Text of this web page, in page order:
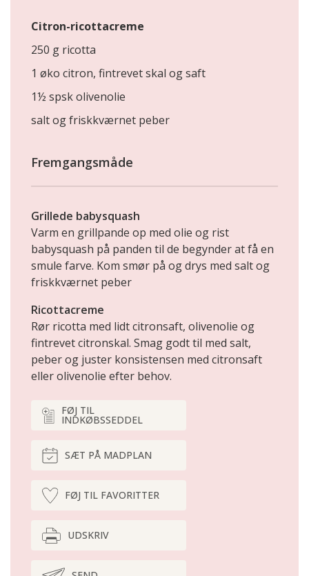
Citron-ricottacreme
250 g ricotta
1 øko citron, fintrevet skal og saft
1½ spsk olivenolie
salt og friskkværnet peber
Fremgangsmåde
Grillede babysquash
Varm en grillpande op med olie og rist
babysquash på panden til de begynder at få en
smule farve. Kom smør på og drys med salt og
friskkværnet peber
Ricottacreme
Rør ricotta med lidt citronsaft, olivenolie og
fintrevet citronskal. Smag godt til med salt,
peber og juster konsistensen med citronsaft
eller olivenolie efter behov.
FØJ TIL
INDKØBSSEDDEL
SÆT PÅ MADPLAN
FØJ TIL FAVORITTER
UDSKRIV